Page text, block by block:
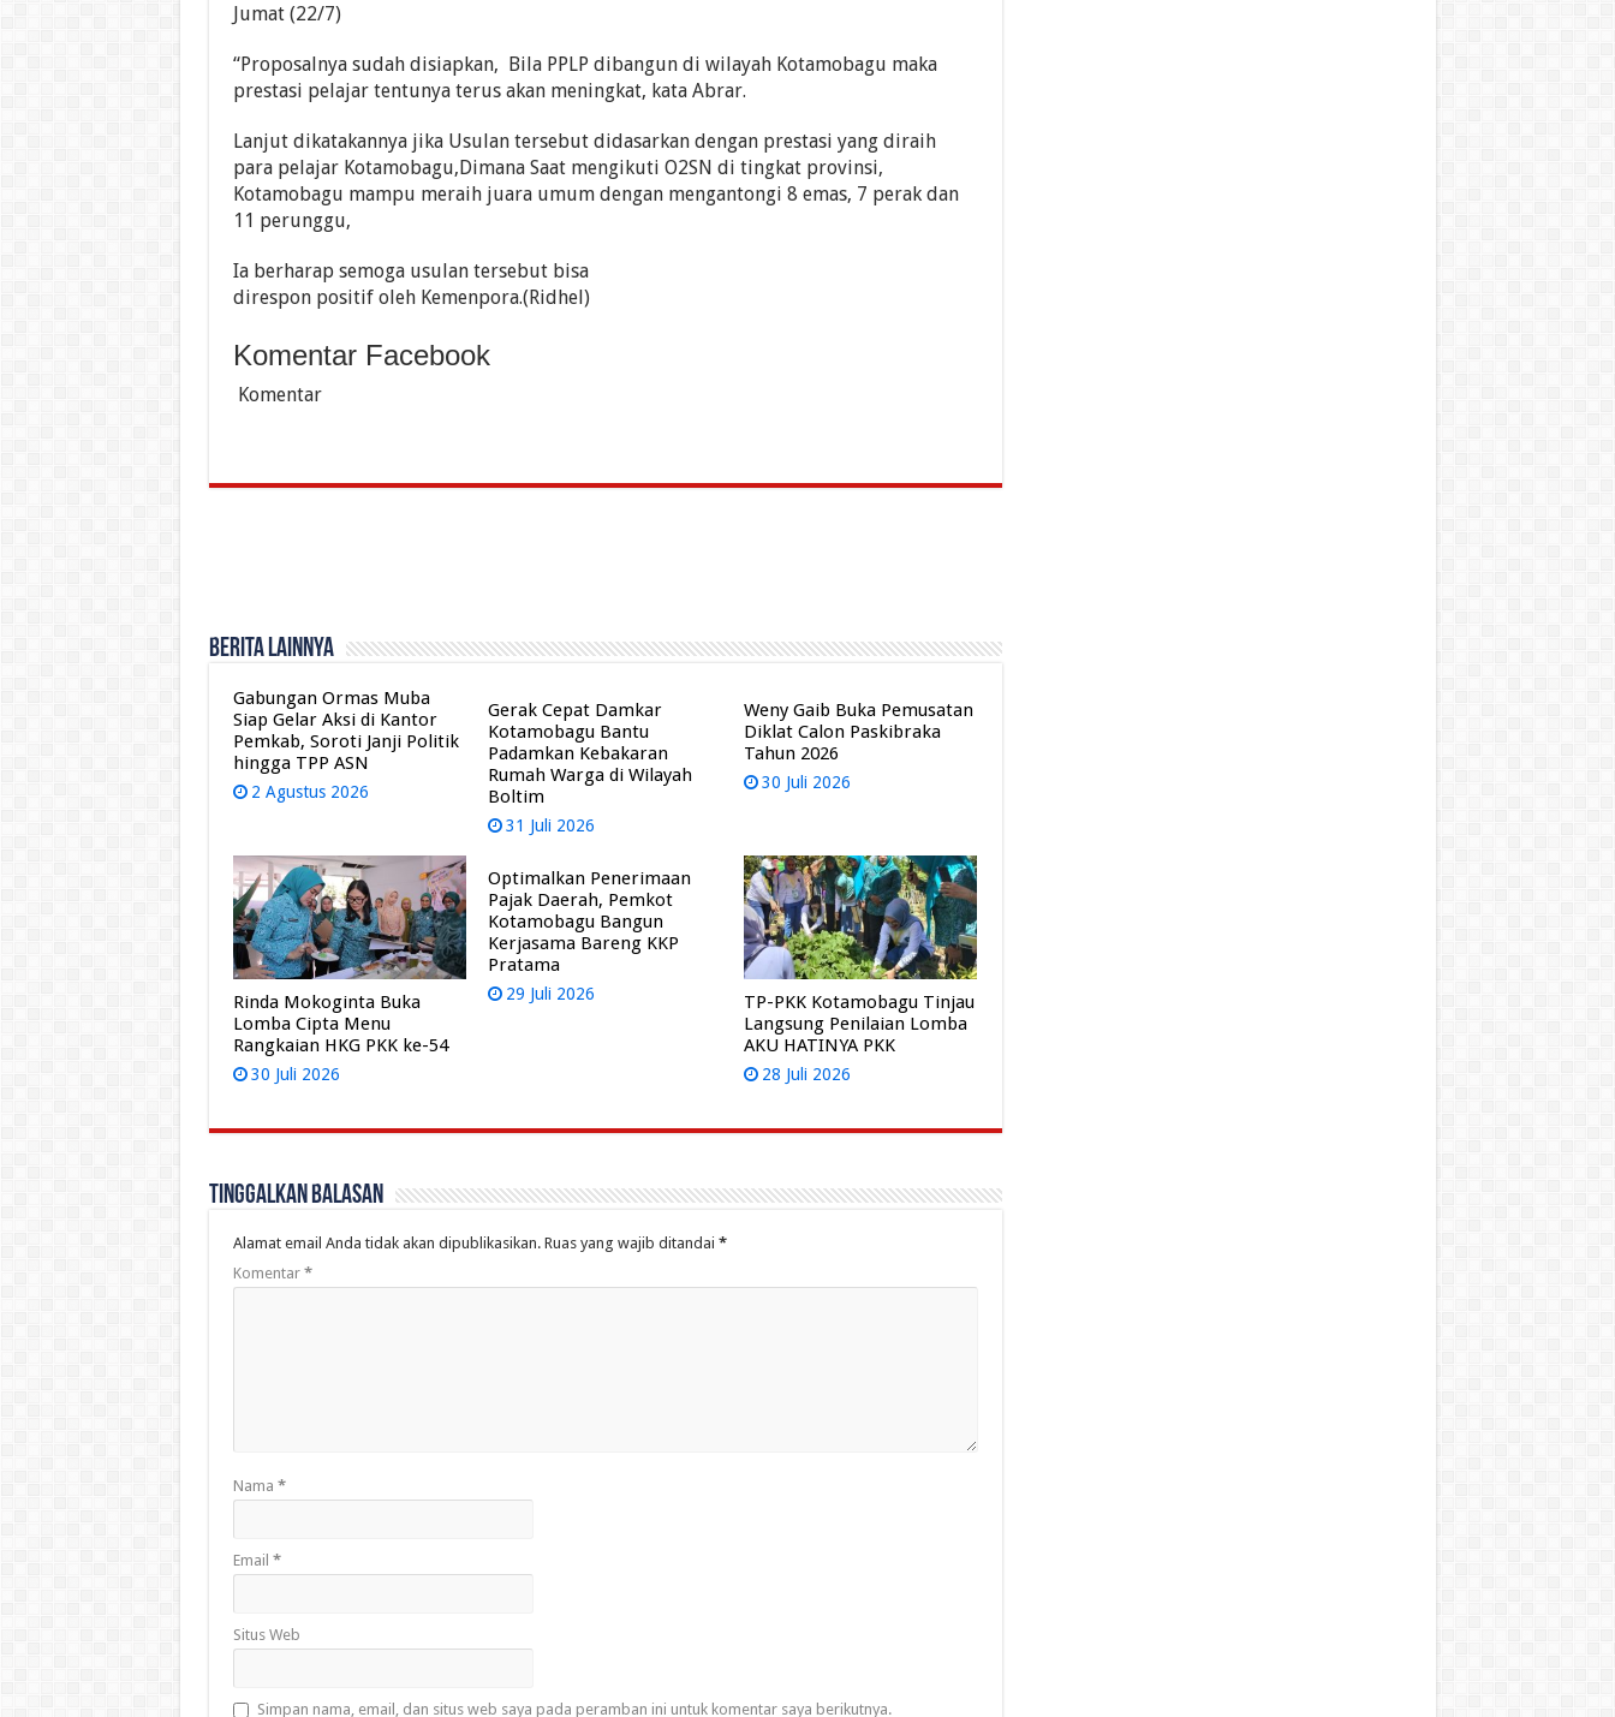
Jumat (22/7)
“Proposalnya sudah disiapkan, Bila PPLP dibangun di wilayah Kotamobagu maka
prestasi pelajar tentunya terus akan meningkat, kata Abrar.
Lanjut dikatakannya jika Usulan tersebut didasarkan dengan prestasi yang diraih
para pelajar Kotamobagu,Dimana Saat mengikuti O2SN di tingkat provinsi,
Kotamobagu mampu meraih juara umum dengan mengantongi 8 emas, 7 perak dan
11 perunggu,
Ia berharap semoga usulan tersebut bisa
direspon positif oleh Kemenpora.(Ridhel)
Komentar Facebook
Komentar
Berita Lainnya
Gabungan Ormas Muba
Siap Gelar Aksi di Kantor
Pemkab, Soroti Janji Politik
hingga TPP ASN
2 Agustus 2026
Gerak Cepat Damkar
Kotamobagu Bantu
Padamkan Kebakaran
Rumah Warga di Wilayah
Boltim
31 Juli 2026
Weny Gaib Buka Pemusatan
Diklat Calon Paskibraka
Tahun 2026
30 Juli 2026
Rinda Mokoginta Buka
Lomba Cipta Menu
Rangkaian HKG PKK ke-54
30 Juli 2026
Optimalkan Penerimaan
Pajak Daerah, Pemkot
Kotamobagu Bangun
Kerjasama Bareng KKP
Pratama
29 Juli 2026
TP-PKK Kotamobagu Tinjau
Langsung Penilaian Lomba
AKU HATINYA PKK
28 Juli 2026
Tinggalkan Balasan
Alamat email Anda tidak akan dipublikasikan. Ruas yang wajib ditandai *
Komentar *
Nama *
Email *
Situs Web
Simpan nama, email, dan situs web saya pada peramban ini untuk komentar saya berikutnya.